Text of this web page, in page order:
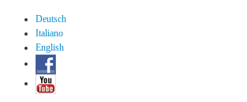
Deutsch
Italiano
English